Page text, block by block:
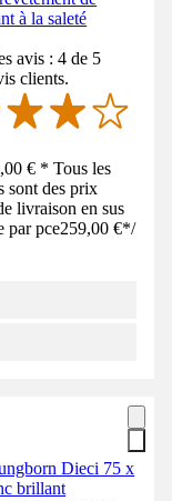
à la saleté
avis : 4 de 5
clients.
€ * Tous les
sont des prix
livraison en sus
par pce259,00 €*/
Dieci 75 x
brillant